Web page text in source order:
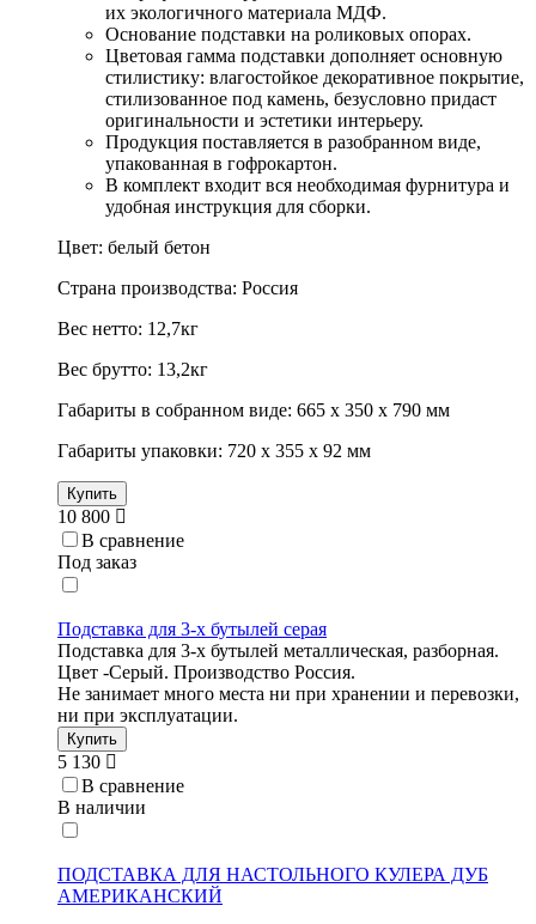
их экологичного материала МДФ.
Основание подставки на роликовых опорах.
Цветовая гамма подставки дополняет основную
стилистику: влагостойкое декоративное покрытие,
стилизованное под камень, безусловно придаст
оригинальности и эстетики интерьеру.
Продукция поставляется в разобранном виде,
упакованная в гофрокартон.
В комплект входит вся необходимая фурнитура и
удобная инструкция для сборки.
Цвет: белый бетон
Страна производства: Россия
Вес нетто: 12,7кг
Вес брутто: 13,2кг
Габариты в собранном виде: 665 х 350 х 790 мм
Габариты упаковки: 720 х 355 х 92 мм
Купить
10 800
В сравнение
Под заказ
Подставка для 3-х бутылей серая
Подставка для 3-х бутылей металлическая, разборная.
Цвет -Серый. Производство Россия.
Не занимает много места ни при хранении и перевозки,
ни при эксплуатации.
Купить
5 130
В сравнение
В наличии
ПОДСТАВКА ДЛЯ НАСТОЛЬНОГО КУЛЕРА ДУБ
АМЕРИКАНСКИЙ